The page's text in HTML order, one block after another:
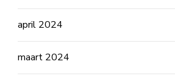
april 2024
maart 2024